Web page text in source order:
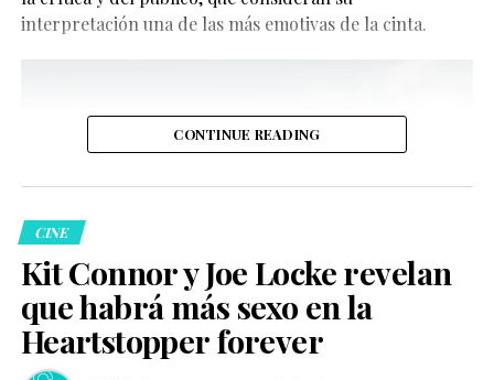
interpretación una de las más emotivas de la cinta.
CONTINUE READING
CINE
Kit Connor y Joe Locke revelan
que habrá más sexo en la
Heartstopper forever